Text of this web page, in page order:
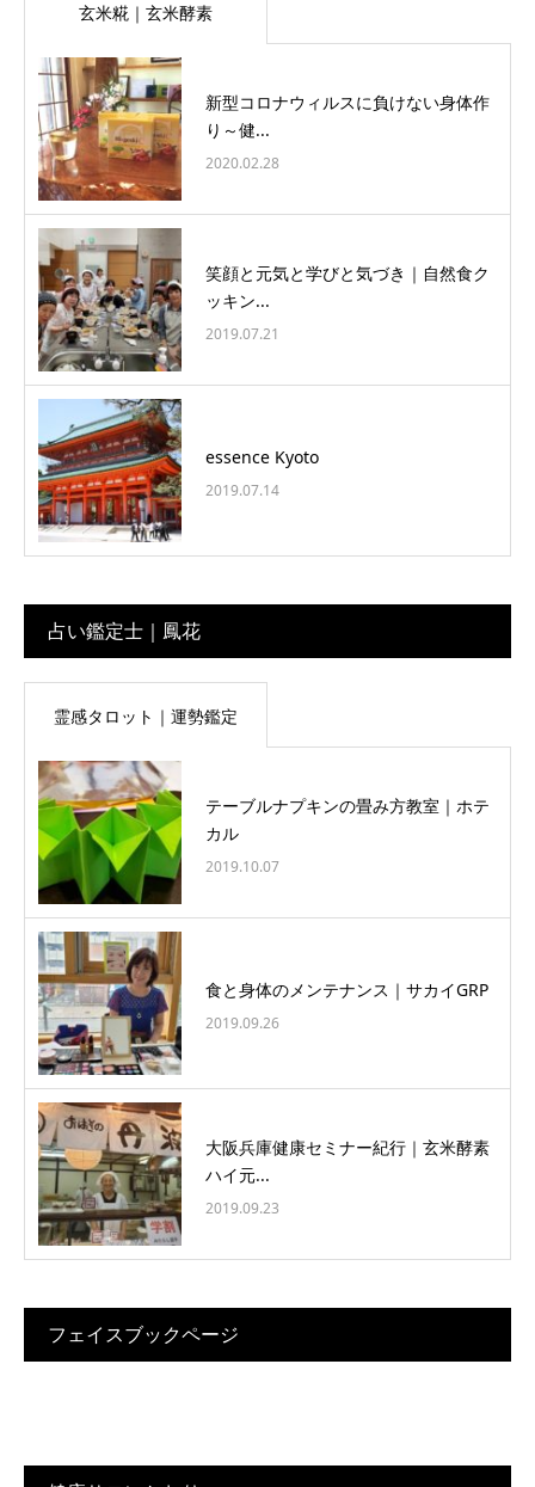
玄米糀｜玄米酵素
新型コロナウィルスに負けない身体作
り～健...
2020.02.28
笑顔と元気と学びと気づき｜自然食ク
ッキン...
2019.07.21
essence Kyoto
2019.07.14
占い鑑定士｜鳳花
霊感タロット｜運勢鑑定
テーブルナプキンの畳み方教室｜ホテ
カル
2019.10.07
食と身体のメンテナンス｜サカイGRP
2019.09.26
大阪兵庫健康セミナー紀行｜玄米酵素
ハイ元...
2019.09.23
フェイスブックページ